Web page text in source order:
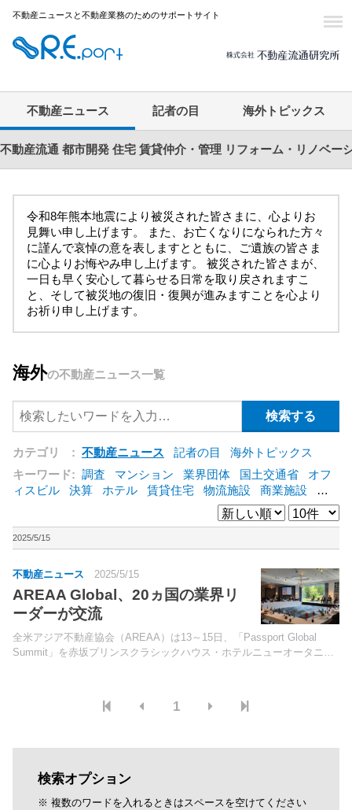
不動産ニュースと不動産業務のためのサポートサイト
不動産ニュース 記者の目 海外トピックス
不動産流通 都市開発 住宅 賃貸仲介・管理 リフォーム・リノベー
令和8年熊本地震により被災された皆さまに、心よりお
見舞い申し上げます。 また、お亡くなりになられた方々
に謹んで哀悼の意を表しますとともに、ご遺族の皆さま
に心よりお悔やみ申し上げます。 被災された皆さまが、
一日も早く安心して暮らせる日常を取り戻されますこ
と、そして被災地の復旧・復興が進みますことを心より
お祈り申し上げます。
海外の不動産ニュース一覧
カテゴリ : 不動産ニュース 記者の目
海外トピックス
キーワード: 調査 マンション 業界団体 国土交通省
オフ
ィスビル
決算 ホテル 賃貸住宅 物流施設 商業施設
海
東急不動産 賃料
ア
野村不動産 ZEH [+]
2025/5/15
不動産ニュース 2025/5/15
AREAA Global、20ヵ国の業界リ
ーダーが交流
全米アジア不動産協会（AREAA）は13～15日、「Passport Global
Summit」を赤坂プリンスクラシックハウス・ホテルニューオータニ
1
検索オプション
※ 複数のワードを入れるときはスペースを空けてください